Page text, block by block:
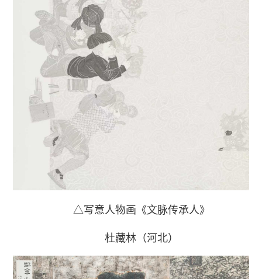
△写意人物画《文脉传承人》
杜藏林（河北）